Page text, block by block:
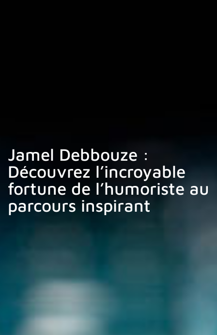
Jamel Debbouze :
Découvrez l’incroyable
fortune de l’humoriste au
parcours inspirant